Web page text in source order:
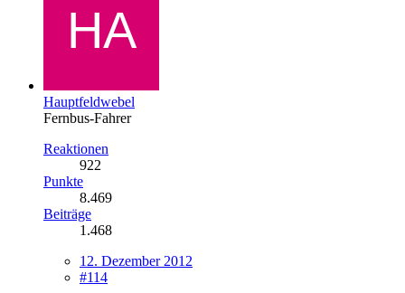
Hauptfeldwebel
Fernbus-Fahrer
Reaktionen
922
Punkte
8.469
Beiträge
1.468
12. Dezember 2012
#114